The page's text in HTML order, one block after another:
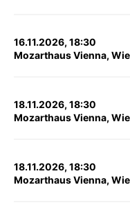
16.11.2026, 18:30
Mozarthaus Vienna,
18.11.2026, 18:30
Mozarthaus Vienna,
18.11.2026, 18:30
Mozarthaus Vienna,